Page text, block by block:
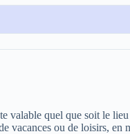
quel que soit le
vacances ou de loisirs,